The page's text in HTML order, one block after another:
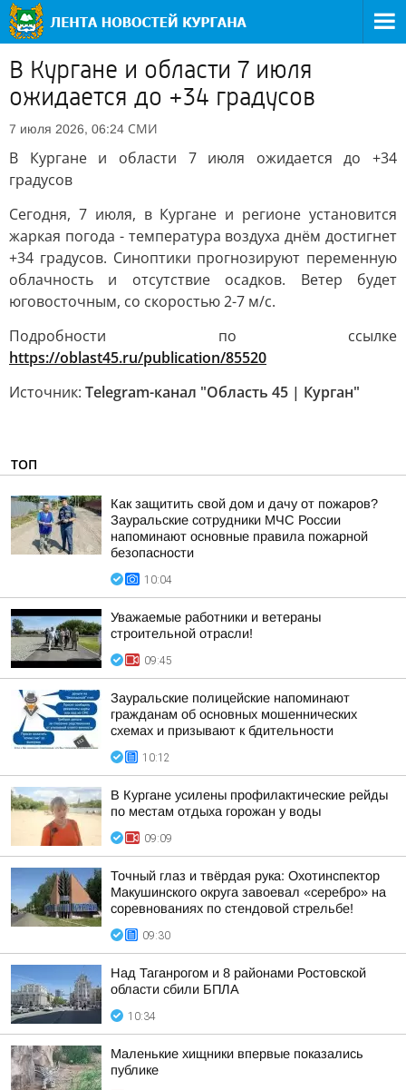
В Кургане и области 7 июля
ожидается до +34 градусов
7 июля 2026, 06:24 СМИ
В Кургане и области 7 июля ожидается до +34
градусов
Сегодня, 7 июля, в Кургане и регионе установится
жаркая погода - температура воздуха днём достигнет
+34 градусов. Синоптики прогнозируют переменную
облачность и отсутствие осадков. Ветер будет
юговосточным, со скоростью 2-7 м/с.
Подробности по ссылке
https://oblast45.ru/publication/85520
Источник: Telegram-канал "Область 45 | Курган"
ТОП
Как защитить свой дом и дачу от пожаров?
Зауральские сотрудники МЧС России
напоминают основные правила пожарной
безопасности
10:04
Уважаемые работники и ветераны
строительной отрасли!
09:45
Зауральские полицейские напоминают
гражданам об основных мошеннических
схемах и призывают к бдительности
10:12
В Кургане усилены профилактические рейды
по местам отдыха горожан у воды
09:09
Точный глаз и твёрдая рука: Охотинспектор
Макушинского округа завоевал «серебро» на
соревнованиях по стендовой стрельбе!
09:30
Над Таганрогом и 8 районами Ростовской
области сбили БПЛА
10:34
Маленькие хищники впервые показались
публике